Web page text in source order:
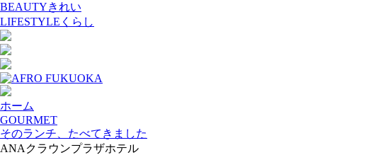
BEAUTYきれい
LIFESTYLE くらし
ホーム
GOURMET
そのランチ、たべてきました
ANAクラウンプラザホテル